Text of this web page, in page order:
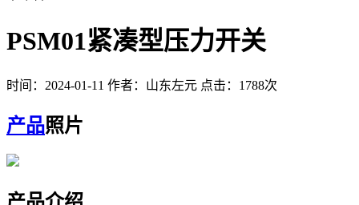
PSM01紧凑型压力开关
时间：2024-01-11 作者：山东左元 点击：1788次
产品照片